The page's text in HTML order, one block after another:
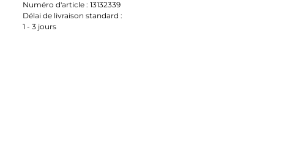
Numéro d'article : 13132339
Délai de livraison standard :
1 - 3 jours